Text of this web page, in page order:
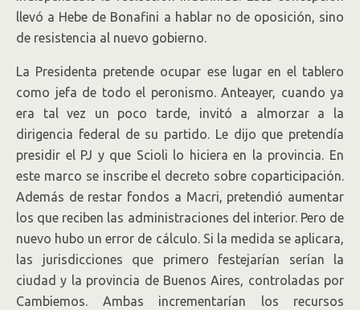
llevó a Hebe de Bonafini a hablar no de oposición, sino
de resistencia al nuevo gobierno.
La Presidenta pretende ocupar ese lugar en el tablero
como jefa de todo el peronismo. Anteayer, cuando ya
era tal vez un poco tarde, invitó a almorzar a la
dirigencia federal de su partido. Le dijo que pretendía
presidir el PJ y que Scioli lo hiciera en la provincia. En
este marco se inscribe el decreto sobre coparticipación.
Además de restar fondos a Macri, pretendió aumentar
los que reciben las administraciones del interior. Pero de
nuevo hubo un error de cálculo. Si la medida se aplicara,
las jurisdicciones que primero festejarían serían la
ciudad y la provincia de Buenos Aires, controladas por
Cambiemos. Ambas incrementarían los recursos